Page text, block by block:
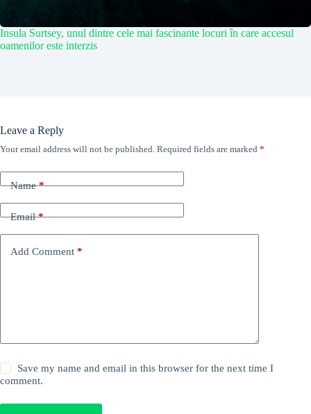
Insula Surtsey, unul dintre cele mai fascinante locuri în care accesul
oamenilor este interzis
Leave a Reply
Your email address will not be published. Required fields are marked *
Name*
Email*
Add Comment *
Save my name and email in this browser for the next time I
comment.